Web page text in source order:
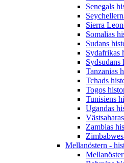
Senegals
Sierra
Somalias
Sudans
Sydafrikas
Sydsudans
Tanzanias
Tchads
Togos
Tunisiens
Ugandas
Zambias
Mellanöstern -